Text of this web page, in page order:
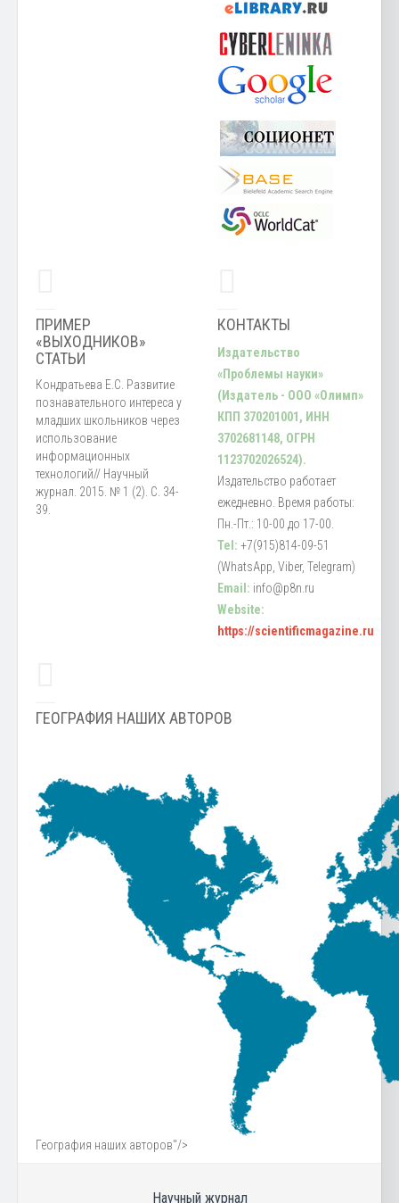
ПРИМЕР
«ВЫХОДНИКОВ»
СТАТЬИ
Кондратьева Е.С. Развитие
познавательного интереса у
младших школьников через
использование
информационных
технологий// Научный
журнал. 2015. № 1 (2). С. 34-
39.
КОНТАКТЫ
Издательство
«Проблемы науки»
(Издатель - ООО «Олимп»
КПП 370201001, ИНН
3702681148, ОГРН
1123702026524).
Издательство работает
ежедневно. Время работы:
Пн.-Пт.: 10-00 до 17-00.
Tel: +7(915)814-09-51
(WhatsApp, Viber, Telegram)
Email: info@p8n.ru
Website:
https://scientificmagazine.ru
ГЕОГРАФИЯ НАШИХ АВТОРОВ
География наших авторов"/>
Научный журнал